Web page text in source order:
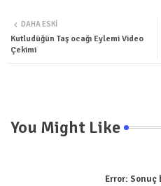
ter
DAHA ESKI
Kutludüğün Taş ocağı Eylemi Video
Çekimi
You Might Like
Error: Sonuç